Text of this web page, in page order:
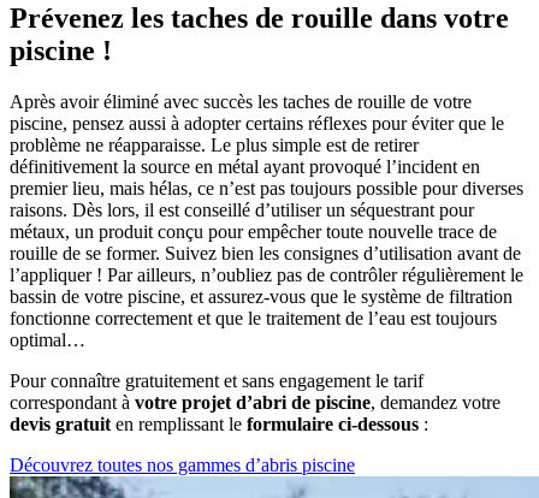
Prévenez les taches de rouille dans votre
piscine !
Après avoir éliminé avec succès les taches de rouille de votre
piscine, pensez aussi à adopter certains réflexes pour éviter que le
problème ne réapparaisse. Le plus simple est de retirer
définitivement la source en métal ayant provoqué l’incident en
premier lieu, mais hélas, ce n’est pas toujours possible pour diverses
raisons. Dès lors, il est conseillé d’utiliser un séquestrant pour
métaux, un produit conçu pour empêcher toute nouvelle trace de
rouille de se former. Suivez bien les consignes d’utilisation avant de
l’appliquer ! Par ailleurs, n’oubliez pas de contrôler régulièrement le
bassin de votre piscine, et assurez-vous que le système de filtration
fonctionne correctement et que le traitement de l’eau est toujours
optimal…
Pour connaître gratuitement et sans engagement le tarif
correspondant à votre projet d’abri de piscine, demandez votre
devis gratuit en remplissant le formulaire ci-dessous :
Découvrez toutes nos gammes d’abris piscine